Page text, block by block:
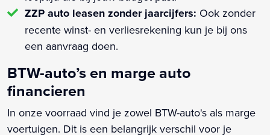
ZZP auto leasen zonder jaarcijfers: Ook zonder
recente winst- en verliesrekening kun je bij ons
een aanvraag doen.
BTW-auto’s en marge auto
financieren
In onze voorraad vind je zowel BTW-auto's als marge
voertuigen. Dit is een belangrijk verschil voor je